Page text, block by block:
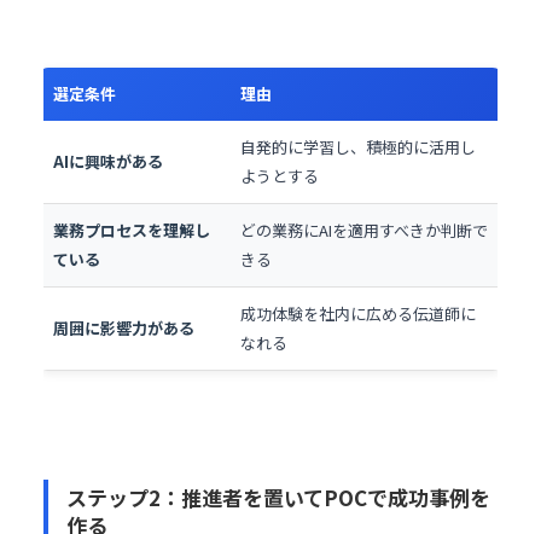
選定条件 理由
AIに興味がある
自発的に学習し、積極的に活用し
ようとする
業務プロセスを理解し
ている
どの業務にAIを適用すべきか判断で
きる
周囲に影響力がある
成功体験を社内に広める伝道師に
なれる
ステップ2：推進者を置いてPOCで成功事例を
作る